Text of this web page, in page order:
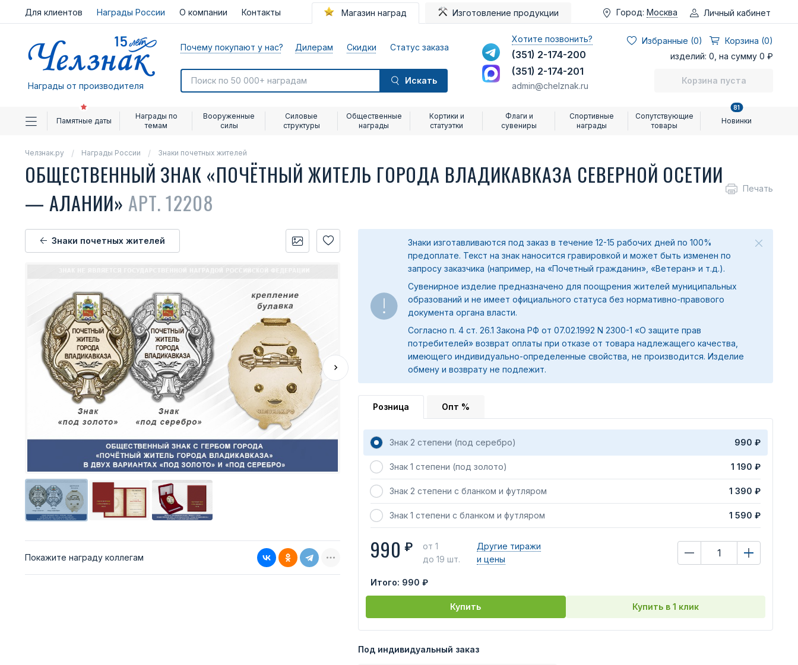
Для клиентов Награды России О компании Контакты Магазин наград Изготовление продукции Город: Москва Личный кабинет
Награды от производителя
Почему покупают у нас? Дилерам Скидки Статус заказа
Искать
Хотите позвонить?
(351) 2-174-200
(351) 2-174-201
admin@chelznak.ru
Избранные (0)
Корзина (0)
изделий: 0, на сумму 0 ₽
Корзина пуста
Памятные даты
Награды по
темам
Вооруженные
силы
Силовые
структуры
Общественные
награды
Кортики и
статуэтки
Флаги и
сувениры
Спортивные
награды
Сопутствующие
товары
Новинки
81
Челзнак.ру Награды России Знаки почетных жителей
ОБЩЕСТВЕННЫЙ ЗНАК «ПОЧЁТНЫЙ ЖИТЕЛЬ ГОРОДА ВЛАДИКАВКАЗА СЕВЕРНОЙ ОСЕТИИ
— АЛАНИИ» АРТ. 12208
Печать
Знаки почетных жителей
Покажите награду коллегам
Знаки изготавливаются под заказ в течение 12-15 рабочих дней по 100%
предоплате. Текст на знак наносится гравировкой и может быть изменен по
запросу заказчика (например, на «Почетный гражданин», «Ветеран» и т.д.).
Сувенирное изделие предназначено для поощрения жителей муниципальных
образований и не имеет официального статуса без нормативно-правового
документа органа власти.
Согласно п. 4 ст. 26.1 Закона РФ от 07.02.1992 N 2300-1 «О защите прав
потребителей» возврат оплаты при отказе от товара надлежащего качества,
имеющего индивидуально-определенные свойства, не производится. Изделие
обмену и возврату не подлежит.
Розница Опт %
Знак 2 степени (под серебро) 990 ₽
Знак 1 степени (под золото) 1 190 ₽
Знак 2 степени с бланком и футляром 1 390 ₽
Знак 1 степени с бланком и футляром 1 590 ₽
990 ₽
от 1
до 19 шт.
Другие тиражи
и цены
Итого: 990 ₽
Купить Купить в 1 клик
Под индивидуальный заказ